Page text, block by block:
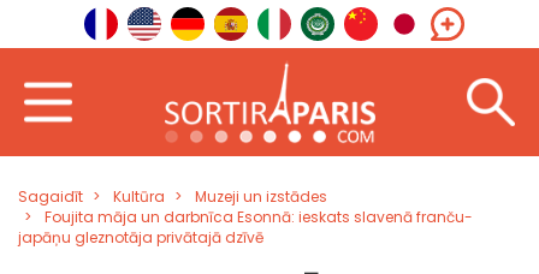
Sagaidīt Kultūra
Muzeji un izstādes
Foujita māja un darbnīca Esonnā: ieskats slavenā franču-
japāņu gleznotāja privātajā dzīvē